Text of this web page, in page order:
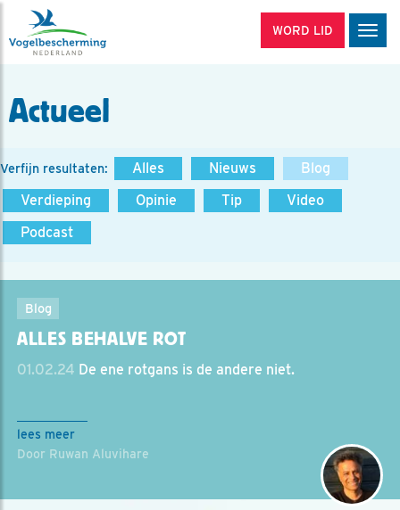
WORD LID
Actueel
Verfijn resultaten: Alles Nieuws
Blog
Verdieping
Opinie Tip
Video
Podcast
Blog
ALLES BEHALVE ROT
01.02.24 De ene rotgans is de andere niet.
lees meer
Door Ruwan Aluvihare